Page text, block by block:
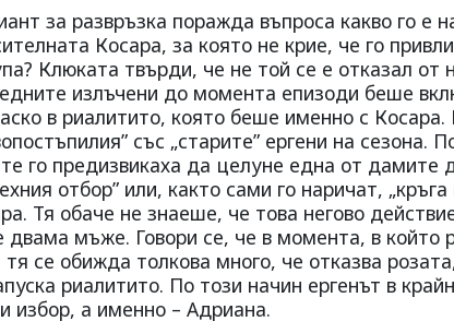
за развръзка поражда въпроса какво го е
Косара, за която не крие, че го
Клюката твърди, че не той се е отказал от
излъчени до момента епизоди беше
в риалитито, която беше именно с
със „старите” ергени на сезона.
го предизвикаха да целуне една от дамите
отбор” или, както сами го наричат,
Тя обаче не знаеше, че това негово
двама мъже. Говори се, че в момента, в който
се обижда толкова много, че отказва
риалитито. По този начин ергенът в
избор, а именно – Адриана.